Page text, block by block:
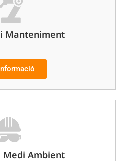
i Manteniment
Medi Ambient